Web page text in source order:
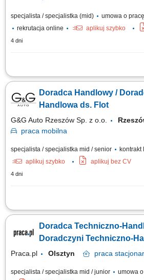
specjalista / specjalistka (mid) umowa o pracę
rekrutacja online
aplikuj szybko
4 dni
Opis stanowiska rozwijanie współpracy z
reklamowych oraz rekomendowanie działań
skuteczność, identyfikowanie możliwości
Doradca Handlowy /
Handlowa ds. Flot
G&G Auto Rzeszów Sp. z o.o.
praca mobilna
specjalista / specjalistka mid / senior
kontrakt
aplikuj szybko
aplikuj bez CV
4 dni
Opis stanowiska Aktywne rozwijanie
doboru rozwiązań odpowiadających potrzebom
Przygotowywanie ofert handlowych oraz
Doradca Techniczno-
Doradczyni Techniczno-
Praca.pl Olsztyn praca
specjalista / specjalistka mid / junior umowa